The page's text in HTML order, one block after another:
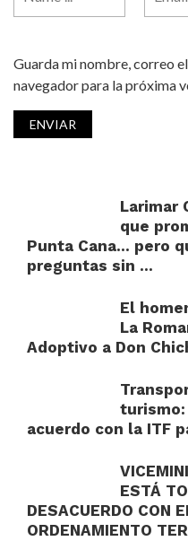
Guarda mi nombre, correo
navegador para la próxima
Larimar
que
Punta Cana… pero
preguntas sin ...
El
La
Adoptivo a Don
turismo:
acuerdo con la ITF
ESTÁ
DESACUERDO CON
ORDENAMIENTO